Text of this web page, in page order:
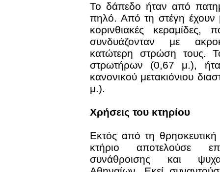
Το δάπεδο ήταν από
πηλό. Από τη στέγη έχουν
κορινθιακές κεραμίδες,
συνδυάζονταν με
κατώτερη στρώση τους.
στρωτήρων (0,67 μ.),
κανονικού μετακιόνιου
μ.).
Χρήσεις του κτηρίου
Εκτός από τη
κτήριο αποτελούσε
συνάθροισης και